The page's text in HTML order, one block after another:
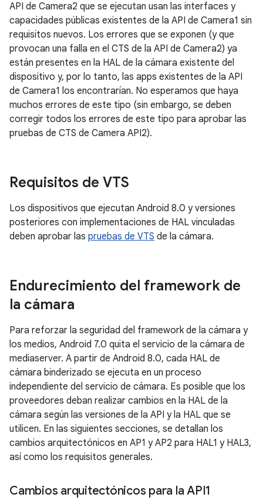
API de Camera2 que se ejecutan usan las interfaces y
capacidades públicas existentes de la API de Camera1 sin
requisitos nuevos. Los errores que se exponen (y que
provocan una falla en el CTS de la API de Camera2) ya
están presentes en la HAL de la cámara existente del
dispositivo y, por lo tanto, las apps existentes de la API
de Camera1 los encontrarían. No esperamos que haya
muchos errores de este tipo (sin embargo, se deben
corregir todos los errores de este tipo para aprobar las
pruebas de CTS de Camera API2).
Requisitos de VTS
Los dispositivos que ejecutan Android 8.0 y versiones
posteriores con implementaciones de HAL vinculadas
deben aprobar las pruebas de VTS de la cámara.
Endurecimiento del framework de
la cámara
Para reforzar la seguridad del framework de la cámara y
los medios, Android 7.0 quita el servicio de la cámara de
mediaserver. A partir de Android 8.0, cada HAL de
cámara binderizado se ejecuta en un proceso
independiente del servicio de cámara. Es posible que los
proveedores deban realizar cambios en la HAL de la
cámara según las versiones de la API y la HAL que se
utilicen. En las siguientes secciones, se detallan los
cambios arquitectónicos en AP1 y AP2 para HAL1 y HAL3,
así como los requisitos generales.
Cambios arquitectónicos para la API1